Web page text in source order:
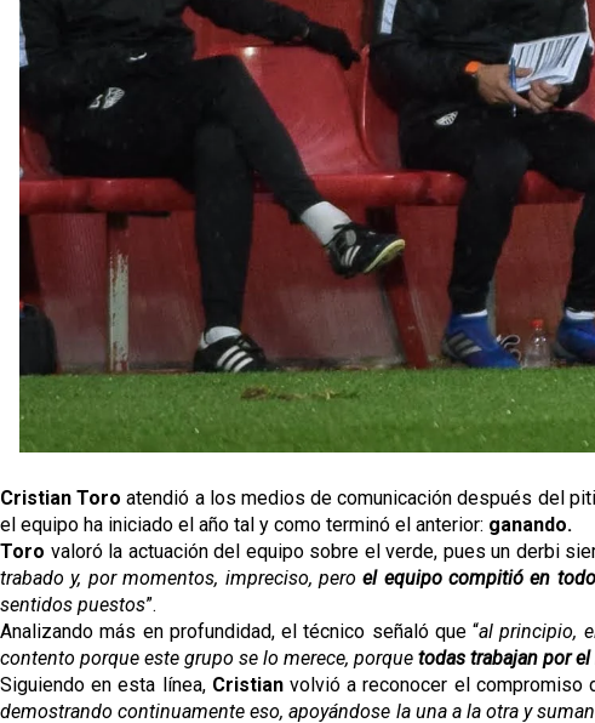
Cristian Toroatendió a los medios de comunicación después del
el equipo ha iniciado el año tal y como terminó el anterior: ganando.
Toro valoró la actuación del equipo sobre el verde, pues un derbi
trabado y, por momentos, impreciso, peroel equipo compitió en
sentidos puestos”.
Analizando más en profundidad, el técnico señaló que “al principio,
contento porque este grupo se lo merece, porque todas trabajan por
Siguiendo en esta línea, Cristianvolvió a reconocer el compromiso
demostrando continuamente eso, apoyándose la una a la otra y